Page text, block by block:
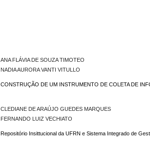
ANA FLÁVIA DE SOUZA TIMOTEO
NADIA AURORA VANTI VITULLO
CONSTRUÇÃO DE UM INSTRUMENTO DE COLETA DE
CLEDIANE DE ARAÚJO GUEDES MARQUES
FERNANDO LUIZ VECHIATO
Repositório Insittucional da UFRN e Sistema Integrado de